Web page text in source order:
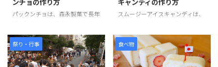
（ふすべ）、浸染（しんぜん）、
捺染（なっせん）、漆置きなどの
ドバックなど、山梨特産品として
今でも様々な商品が作られていま
...
触れている。また、自然保護のた
め、靴についた砂や種を落とす必
た。 そんな「東京の隠れた島
小笠原」の様子を見てみましょ
う。 引 ...
パックンチョは、森永製菓で長年
中の甘いチョコレートとクッキー
生地にはディズニーのキャラクタ
ーの絵柄がプリントされていま
す。今回はそんなパックンチョを
スムージーアイスキャンディは、
の型を使い、フルーツをブレンダ
ーでクラッシュし、冷やし固めた
アイスキャンディーです。見た目
にもこだわりって作っています。
祭り・行事 食べ物